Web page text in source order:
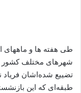
طی هفته ها و ماههای
شهرهای مختلف کشور
تضییع شده‌اشان
طبقه‌ای که این